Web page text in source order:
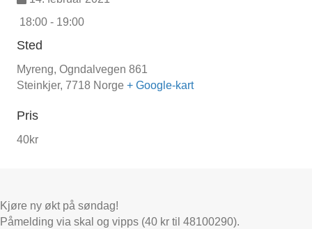
18:00 - 19:00
Sted
Myreng, Ogndalvegen 861
Steinkjer, 7718 Norge + Google-kart
Pris
40kr
Kjøre ny økt på søndag!
Påmelding via skal og vipps (40 kr til 48100290).